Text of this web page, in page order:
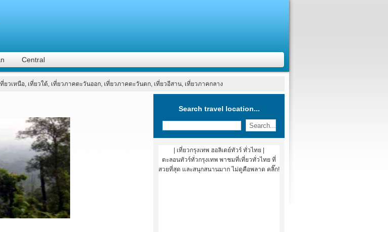
Central
ยวเหนือ, เที่ยวใต้, เที่ยวภาคตะวันออก, เที่ยวภาคตะวันตก, เที่ยวอีสาน, เที่ยวภาคกลาง
Search travel location...
| เที่ยวกรุงเทพ ฮอลิเดย์ทัวร์ ทั่วไทย |
ตะลอนทัวร์ทั่วกรุงเทพ พาชมที่เที่ยวทั่วไทย ที่
สวยที่สุด และสนุกสนานมาก ไม่ดูคือพลาด คลิ๊ก!